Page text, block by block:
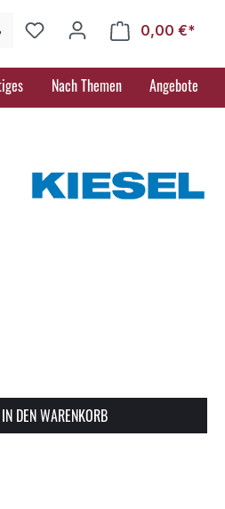
0,00 €*
Nach Themen Angebote
Wert
IN DEN WARENKORB